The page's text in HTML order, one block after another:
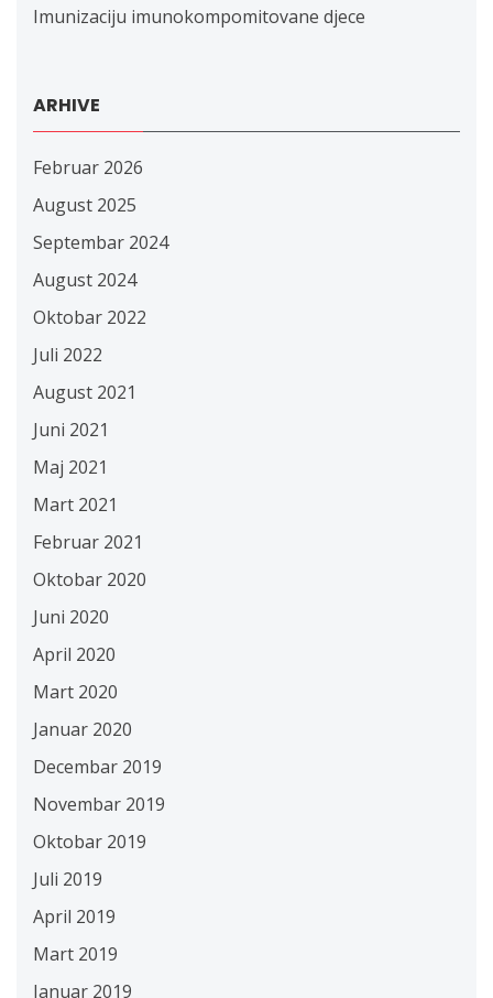
Imunizaciju imunokompomitovane djece
ARHIVE
Februar 2026
August 2025
Septembar 2024
August 2024
Oktobar 2022
Juli 2022
August 2021
Juni 2021
Maj 2021
Mart 2021
Februar 2021
Oktobar 2020
Juni 2020
April 2020
Mart 2020
Januar 2020
Decembar 2019
Novembar 2019
Oktobar 2019
Juli 2019
April 2019
Mart 2019
Januar 2019